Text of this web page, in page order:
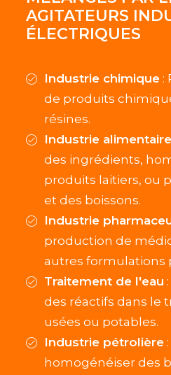
AGITATEURS
ÉLECTRIQUES
Industrie chimique:
de produits
résines.
Industrie alimentaire
des ingrédients,
produits laitiers, ou
et des boissons.
Industrie
production de
autres formulations
Traitement de l'eau
des réactifs dans le
usées ou potables.
Industrie pétrolière:
homogénéiser des